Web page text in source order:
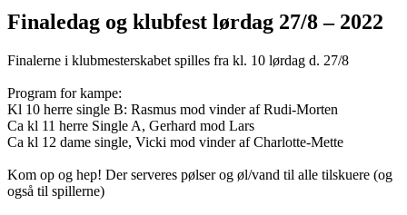
Finaledag og klubfest lørdag 27/8 – 2022
Finalerne i klubmesterskabet spilles fra kl. 10 lørdag d. 27/8
Program for kampe:
Kl 10 herre single B: Rasmus mod vinder af Rudi-Morten
Ca kl 11 herre Single A, Gerhard mod Lars
Ca kl 12 dame single, Vicki mod vinder af Charlotte-Mette
Kom op og hep! Der serveres pølser og øl/vand til alle tilskuere (og
også til spillerne)